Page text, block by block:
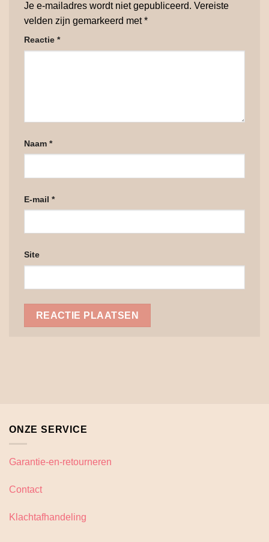
Je e-mailadres wordt niet gepubliceerd. Vereiste
velden zijn gemarkeerd met*
Reactie *
Naam *
E-mail *
Site
ONZE SERVICE
Garantie-en-retourneren
Contact
Klachtafhandeling